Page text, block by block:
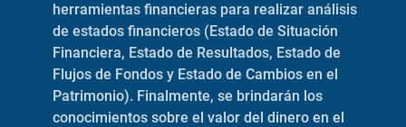
herramientas financieras para realizar análisis
de estados financieros (Estado de Situación
Financiera, Estado de Resultados, Estado de
Flujos de Fondos y Estado de Cambios en el
Patrimonio). Finalmente, se brindarán los
conocimientos sobre el valor del dinero en el